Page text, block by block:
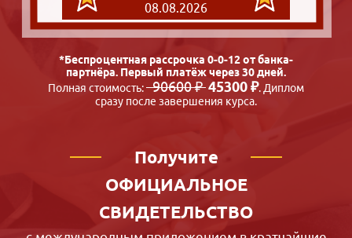
08.08.2026
*Беспроцентная рассрочка 0-0-12 от банка-
партнёра. Первый платёж через 30 дней.
Полная стоимость:90600 ₽45300 ₽. Диплом
сразу после завершения курса.
Получите
ОФИЦИАЛЬНОЕ
СВИДЕТЕЛЬСТВО